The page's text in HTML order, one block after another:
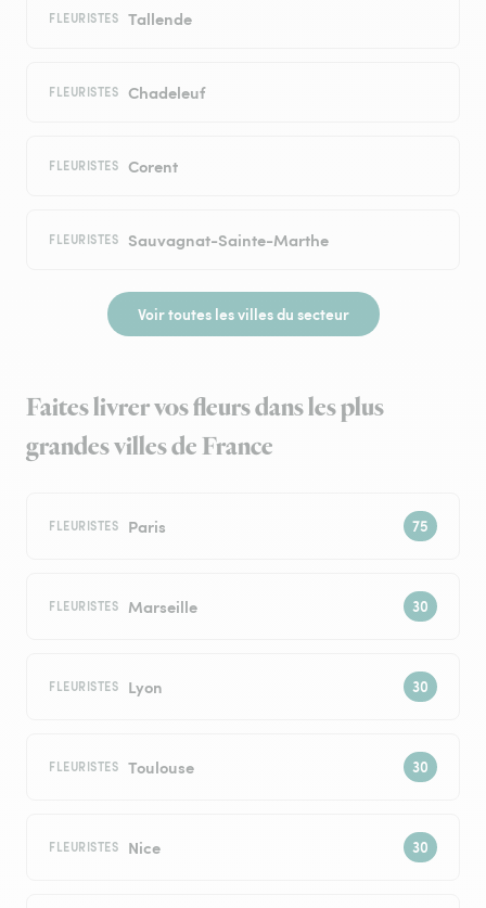
FLEURISTES Tallende
FLEURISTES Chadeleuf
FLEURISTES Corent
FLEURISTES Sauvagnat-Sainte-Marthe
Voir toutes les villes du secteur
Faites livrer vos fleurs dans les plus
grandes villes de France
FLEURISTES Paris
FLEURISTES Marseille
FLEURISTES Lyon
FLEURISTES Toulouse
FLEURISTES Nice